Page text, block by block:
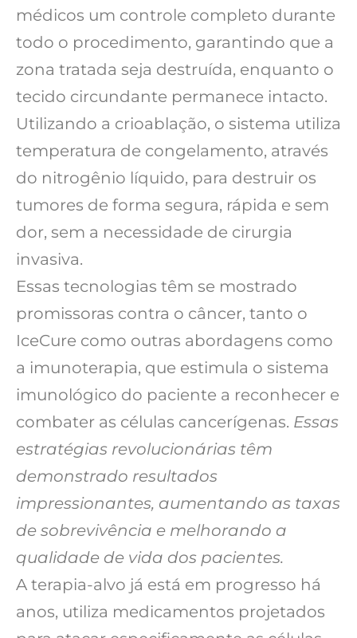
médicos um controle completo durante
todo o procedimento, garantindo que a
zona tratada seja destruída, enquanto o
tecido circundante permanece intacto.
Utilizando a crioablação, o sistema utiliza
temperatura de congelamento, através
do nitrogênio líquido, para destruir os
tumores de forma segura, rápida e sem
dor, sem a necessidade de cirurgia
invasiva.
Essas tecnologias têm se mostrado
promissoras contra o câncer, tanto o
IceCure como outras abordagens como
a imunoterapia, que estimula o sistema
imunológico do paciente a reconhecer e
combater as células cancerígenas. Essas
estratégias revolucionárias têm
demonstrado resultados
impressionantes, aumentando as taxas
de sobrevivência e melhorando a
qualidade de vida dos pacientes.
A terapia-alvo já está em progresso há
anos, utiliza medicamentos projetados